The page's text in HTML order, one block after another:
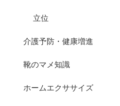
立位
介護予防・健康増進
靴のマメ知識
ホームエクササイズ